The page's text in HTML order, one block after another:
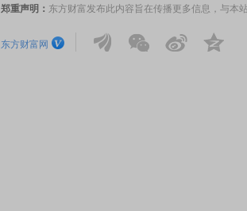
郑重声明： 东方财富发布此内容旨在传播更多信息，与本
东方财富网